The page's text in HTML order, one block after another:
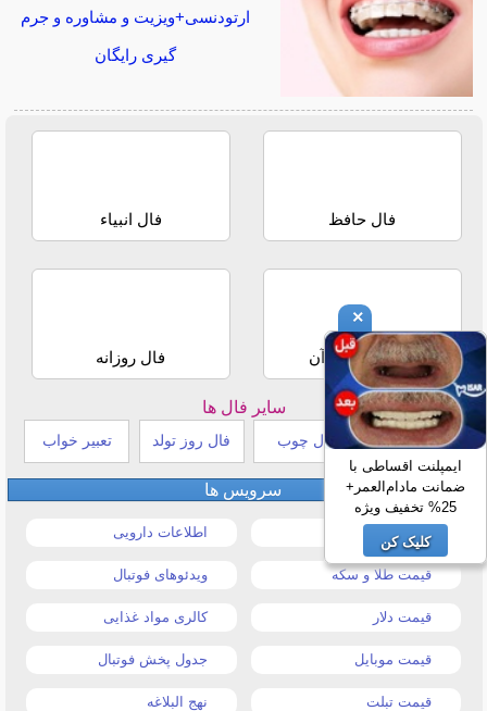
ارتودنسی+ویزیت و مشاوره و جرم
گیری رایگان
فال حافظ فال انبیاء
استخاره با قرآن فال روزانه
سایر فال ها
طالع بینی هندی فال چوب فال روز تولد تعبیر خواب
سرویس ها
قیمت خودرو اطلاعات دارویی
قیمت طلا و سکه ویدئوهای فوتبال
قیمت دلار کالری مواد غذایی
قیمت موبایل جدول پخش فوتبال
قیمت تبلت نهج البلاغه
×
ایمپلنت اقساطی با
ضمانت مادام‌العمر+
25% تخفیف ویژه
کلیک کن